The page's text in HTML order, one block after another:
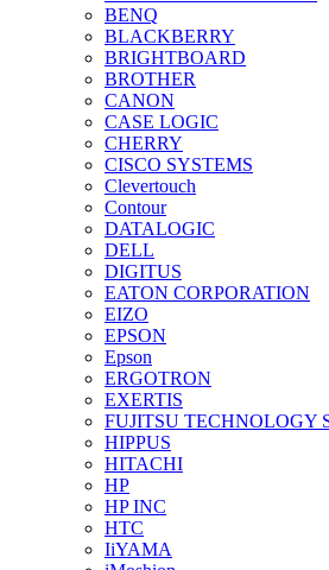
BENQ
BLACKBERRY
BRIGHTBOARD
BROTHER
CANON
CASE LOGIC
CHERRY
CISCO SYSTEMS
Clevertouch
Contour
DATALOGIC
DELL
DIGITUS
EATON CORPORATION
EIZO
EPSON
Epson
ERGOTRON
EXERTIS
FUJITSU TECHNOLOGY
HIPPUS
HITACHI
HP
HP INC
HTC
IiYAMA